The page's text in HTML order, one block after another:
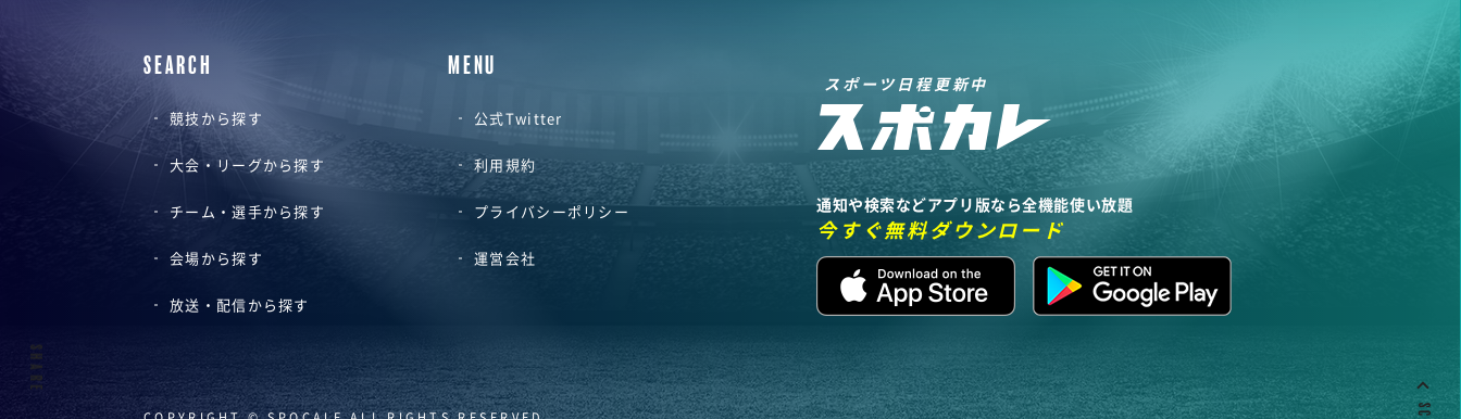
SEARCH
競技から探す
大会・リーグから探す
チーム・選手から探す
会場から探す
放送・配信から探す
MENU
公式Twitter
利用規約
プライバシーポリシー
運営会社
スポーツ日程更新中
通知や検索などアプリ版なら全機能使い放題
今すぐ無料ダウンロード
SHARE